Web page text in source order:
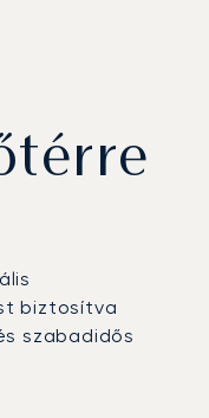
biztosítva
szabadidős